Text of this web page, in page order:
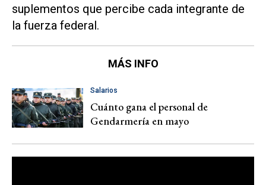
suplementos que percibe cada integrante de
la fuerza federal.
MÁS INFO
Salarios
Cuánto gana el personal de
Gendarmería en mayo